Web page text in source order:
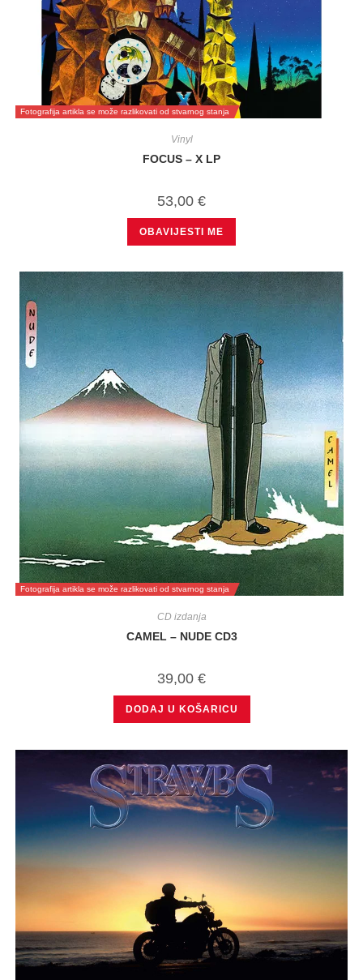
Fotografija artikla se može razlikovati od stvarnog stanja
Vinyl
FOCUS – X LP
53,00 €
OBAVIJESTI ME
Fotografija artikla se može razlikovati od stvarnog stanja
CD izdanja
CAMEL – NUDE CD3
39,00 €
DODAJ U KOŠARICU